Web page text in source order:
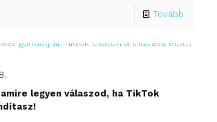
Tovább
legyen válaszod, ha TikTok